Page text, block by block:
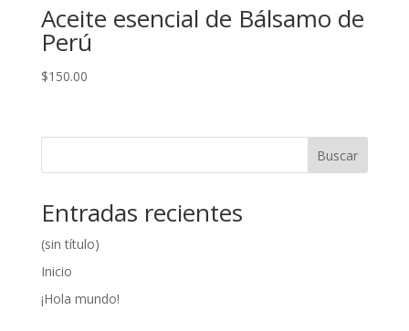
Aceite esencial de Bálsamo de
Perú
$150.00
Buscar
Entradas recientes
(sin título)
Inicio
¡Hola mundo!